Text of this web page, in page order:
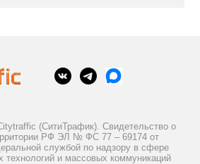
(СитиТрафик). Свидетельство о
РФ ЭЛ № ФС 77 – 69174 от
службой по надзору в сфере
технологий и массовых коммуникаций